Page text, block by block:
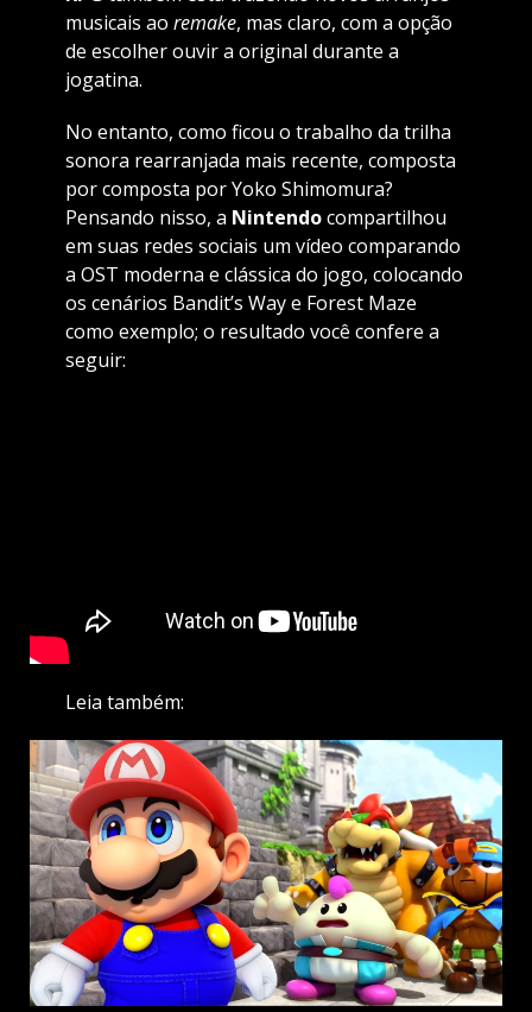
musicais ao remake, mas claro, com a opção
de escolher ouvir a original durante a
jogatina.
No entanto, como ficou o trabalho da trilha
sonora rearranjada mais recente, composta
por composta por Yoko Shimomura?
Pensando nisso, a Nintendocompartilhou
em suas redes sociais um vídeo comparando
a OST moderna e clássica do jogo, colocando
os cenários Bandit’s Way e Forest Maze
como exemplo; o resultado você confere a
seguir:
Leia também: